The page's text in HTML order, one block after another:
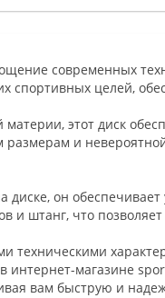
современных
целей,
этот диск
и
он
и штанг, что
магазине
вам быструю и